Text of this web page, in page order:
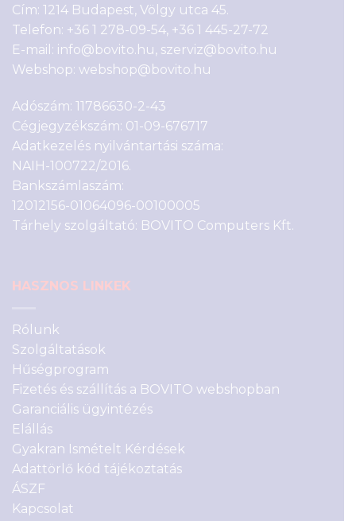
Cím: 1214 Budapest, Völgy utca 45.
Telefon: +36 1 278-09-54, +36 1 445-27-72
E-mail: info@bovito.hu, szerviz@bovito.hu
Webshop: webshop@bovito.hu
Adószám: 11786630-2-43
Cégjegyzékszám: 01-09-676717
Adatkezelés nyilvántartási száma:
NAIH-100722/2016.
Bankszámlaszám:
12012156-01064096-00100005
Tárhely szolgáltató: BOVITO Computers Kft.
HASZNOS LINKEK
Rólunk
Szolgáltatások
Hűségprogram
Fizetés és szállítás a BOVITO webshopban
Garanciális ügyintézés
Elállás
Gyakran Ismételt Kérdések
Adattörlő kód tájékoztatás
ÁSZF
Kapcsolat